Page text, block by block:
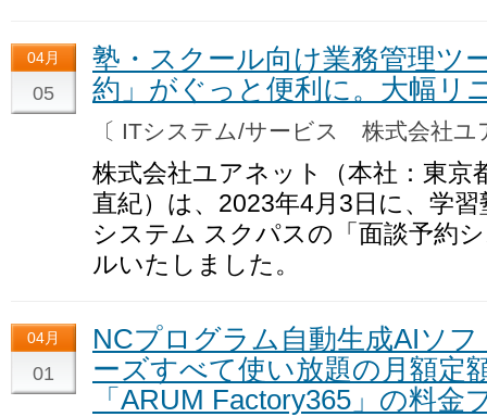
04月
05
塾・スクール向け業務管理ツ
約」がぐっと便利に。大幅リ
〔 ITシステム/サービス 株式会社
株式会社ユアネット（本社：東京
直紀）は、2023年4月3日に、学
システム スクパスの「面談予約
ルいたしました。
04月
01
NCプログラム自動生成AIソ
ーズすべて使い放題の月額定
「ARUM Factory365」の料金